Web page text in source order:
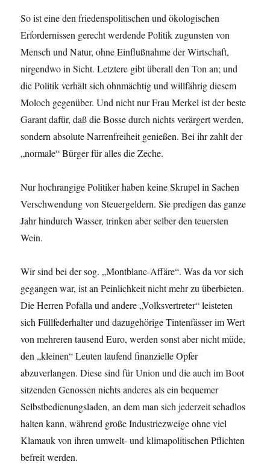
So ist eine den friedenspolitischen und ökologischen
Erfordernissen gerecht werdende Politik zugunsten von
Mensch und Natur, ohne Einflußnahme der Wirtschaft,
nirgendwo in Sicht. Letztere gibt überall den Ton an; und
die Politik verhält sich ohnmächtig und willfährig diesem
Moloch gegenüber. Und nicht nur Frau Merkel ist der beste
Garant dafür, daß die Bosse durch nichts verärgert werden,
sondern absolute Narrenfreiheit genießen. Bei ihr zahlt der
„normale“ Bürger für alles die Zeche.
Nur hochrangige Politiker haben keine Skrupel in Sachen
Verschwendung von Steuergeldern. Sie predigen das ganze
Jahr hindurch Wasser, trinken aber selber den teuersten
Wein.
Wir sind bei der sog. „Montblanc-Affäre“. Was da vor sich
gegangen war, ist an Peinlichkeit nicht mehr zu überbieten.
Die Herren Pofalla und andere „Volksvertreter“ leisteten
sich Füllfederhalter und dazugehörige Tintenfässer im Wert
von mehreren tausend Euro, werden sonst aber nicht müde,
den „kleinen“ Leuten laufend finanzielle Opfer
abzuverlangen. Diese sind für Union und die auch im Boot
sitzenden Genossen nichts anderes als ein bequemer
Selbstbedienungsladen, an dem man sich jederzeit schadlos
halten kann, während große Industriezweige ohne viel
Klamauk von ihren umwelt- und klimapolitischen Pflichten
befreit werden.